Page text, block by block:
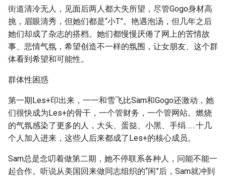
街道清冷无人，见面后两人都大失所望，尽管Gogo身材高
挑，眉眼清秀，但她们都是“小T”。艳遇泡汤，但几年之后
她们却成了杂志的搭档。她们都慢慢厌倦了网上的苦情故
事、悲情气氛，希望创造不一样的氛围，让女朋友、这个群
体看到希望和可能性。
群体性困惑
第一期Les+印出来，一一和雪飞比Sam和Gogo还激动，她
们很快成为Les+的骨干，一个管财务，一个管网站。燃烧
的气氛感染了更多的人，大头、蛋挞、小黑、手绢……十几
个人加入进来，这些人后来都成了Les+的核心成员。
Sam总是念叨着做第二期，她不停联系各种人，问能不能一
起合作。听说从美国回来做同志组织的“闲”后，Sam就冲到